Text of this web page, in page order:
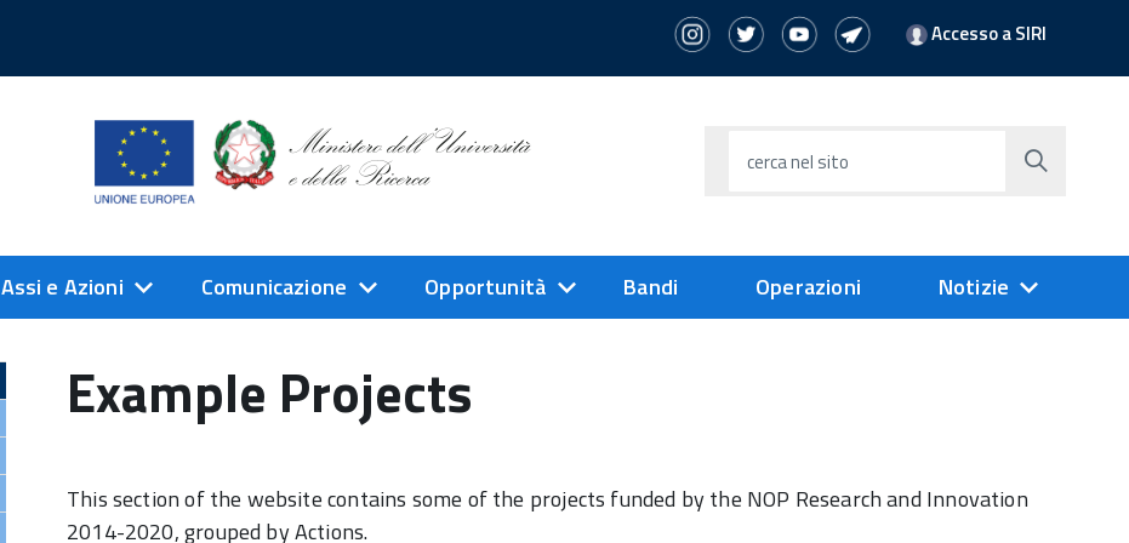
Accesso a SIRI
cerca nel sito
Assi e Azioni Comunicazione Opportunità Bandi Operazioni
Notizie
Example Projects
This section of the website contains some of the projects funded by the NOP Research and Innovation
2014-2020, grouped by Actions.